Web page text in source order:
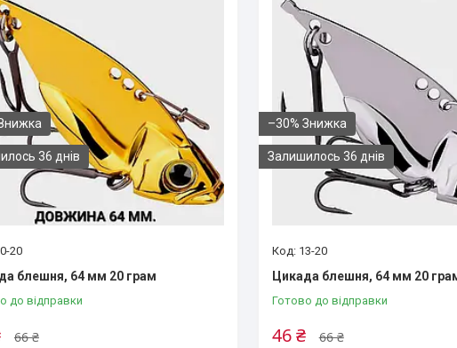
36 днів
20
блешня, 64 мм 20 грам
до відправки
66 ₴
–30%
Залишилось 36 днів
13-20
Цикада блешня, 64 мм 20
Готово до відправки
66 ₴
46 ₴